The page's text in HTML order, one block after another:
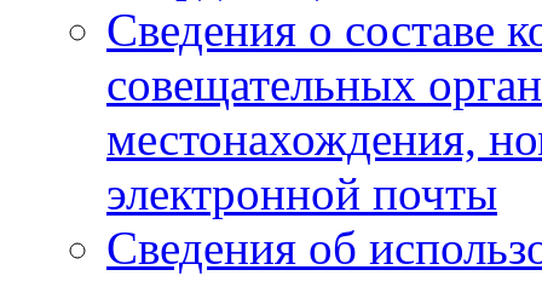
Сведения о составе
совещательных
местонахождения,
электронной почты
Сведения об